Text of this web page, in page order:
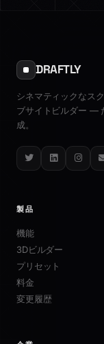
DRAFTLY
シネマティックなス
ブサイトビルダー —
成。
TwitterLinkedIn
製品
機能
3Dビルダー
プリセット
料金
変更履歴